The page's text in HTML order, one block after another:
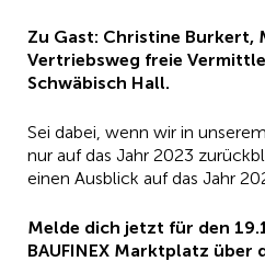
Zu Gast: Christine Burkert,
Vertriebsweg freie
Schwäbisch Hall.
Sei dabei, wenn wir in
nur auf das Jahr 2023
einen Ausblick auf das Jahr
Melde dich jetzt für den
BAUFINEX Marktplatz über